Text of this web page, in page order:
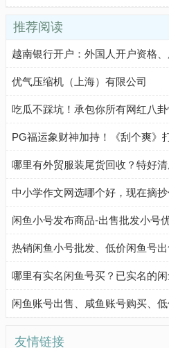
推荐阅读
优气压缩机（上海）有限公司
吃瓜不踩坑！承包你所有网红八
PG福运象财神加持！《刮个爽》
哪里有外贸服装尾货回收？特好
中小学作文网选哪个好，现在摘
闲鱼小号发布商品-出售批发小号
热销闲鱼小号批发、低价闲鱼号
哪里有实名闲鱼号买？已实名的闲
友情链接